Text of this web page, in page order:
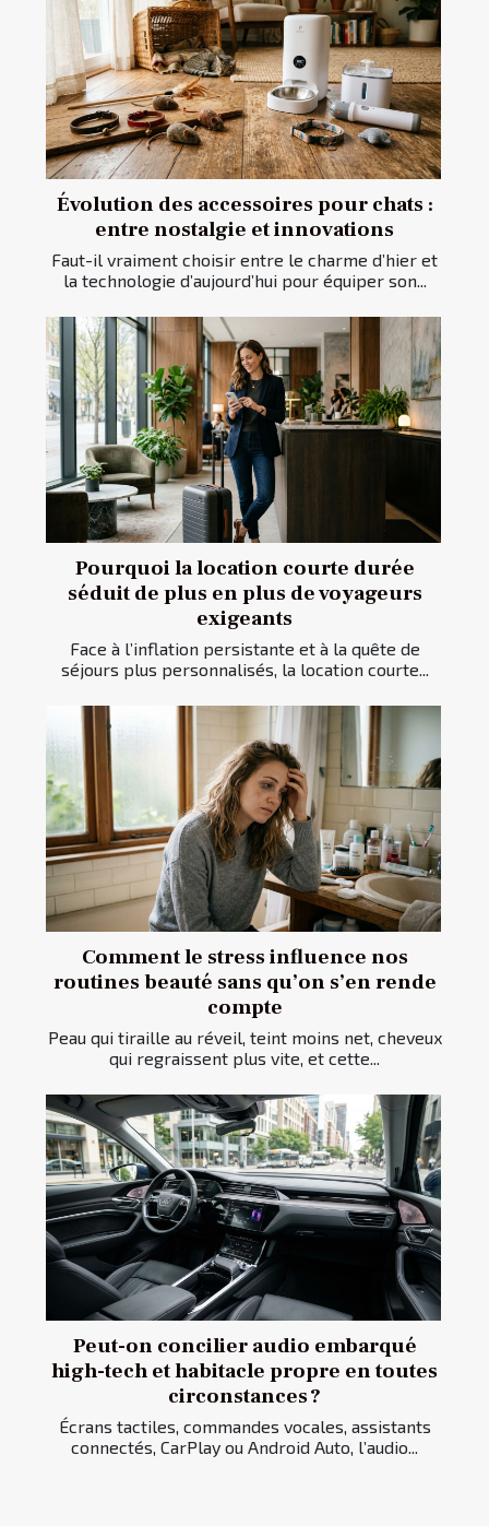
Évolution des accessoires pour chats :
entre nostalgie et innovations
Faut-il vraiment choisir entre le charme d’hier et
la technologie d’aujourd’hui pour équiper son...
Pourquoi la location courte durée
séduit de plus en plus de voyageurs
exigeants
Face à l’inflation persistante et à la quête de
séjours plus personnalisés, la location courte...
Comment le stress influence nos
routines beauté sans qu’on s’en rende
compte
Peau qui tiraille au réveil, teint moins net, cheveux
qui regraissent plus vite, et cette...
Peut-on concilier audio embarqué
high-tech et habitacle propre en toutes
circonstances ?
Écrans tactiles, commandes vocales, assistants
connectés, CarPlay ou Android Auto, l’audio...